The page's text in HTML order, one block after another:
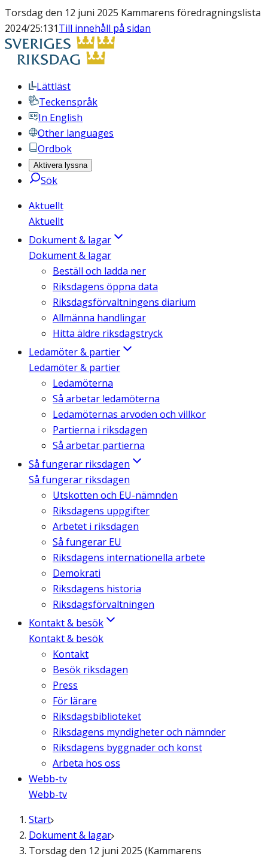
Torsdag den 12 juni 2025 Kammarens föredragningslista
2024/25:131Till innehåll på sidan
Lättläst
Teckenspråk
In English
Other languages
Ordbok
Aktivera lyssna
Sök
Aktuellt
Aktuellt
Dokument & lagar
Dokument & lagar
Beställ och ladda ner
Riksdagens öppna data
Riksdagsförvaltningens diarium
Allmänna handlingar
Hitta äldre riksdagstryck
Ledamöter & partier
Ledamöter & partier
Ledamöterna
Så arbetar ledamöterna
Ledamöternas arvoden och villkor
Partierna i riksdagen
Så arbetar partierna
Så fungerar riksdagen
Så fungerar riksdagen
Utskotten och EU-nämnden
Riksdagens uppgifter
Arbetet i riksdagen
Så fungerar EU
Riksdagens internationella arbete
Demokrati
Riksdagens historia
Riksdagsförvaltningen
Kontakt & besök
Kontakt & besök
Kontakt
Besök riksdagen
Press
För lärare
Riksdagsbiblioteket
Riksdagens myndigheter och nämnder
Riksdagens byggnader och konst
Arbeta hos oss
Webb-tv
Webb-tv
Start
Dokument & lagar
Torsdag den 12 juni 2025 (Kammarens